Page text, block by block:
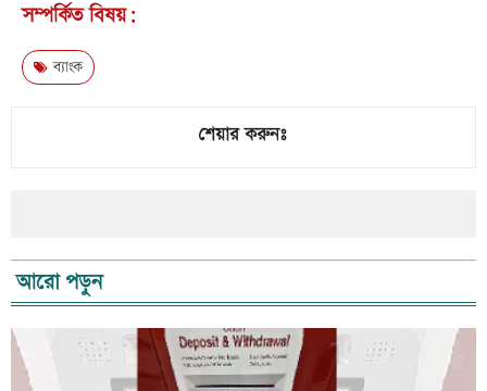
সম্পর্কিত বিষয়:
ব্যাংক
শেয়ার করুনঃ
আরো পড়ুন